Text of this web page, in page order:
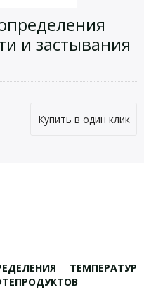
и застывания
Купить в один клик
ТЕМПЕРАТУР